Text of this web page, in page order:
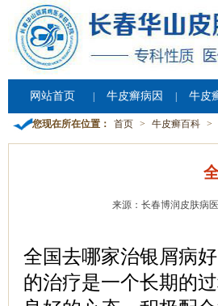
网站首页 牛皮癣病因 牛皮
您现在所在位置： 首页 > 牛皮癣百科 >
来源：长春博润皮肤病
全国去哪家治银屑病
的治疗是一个长期的